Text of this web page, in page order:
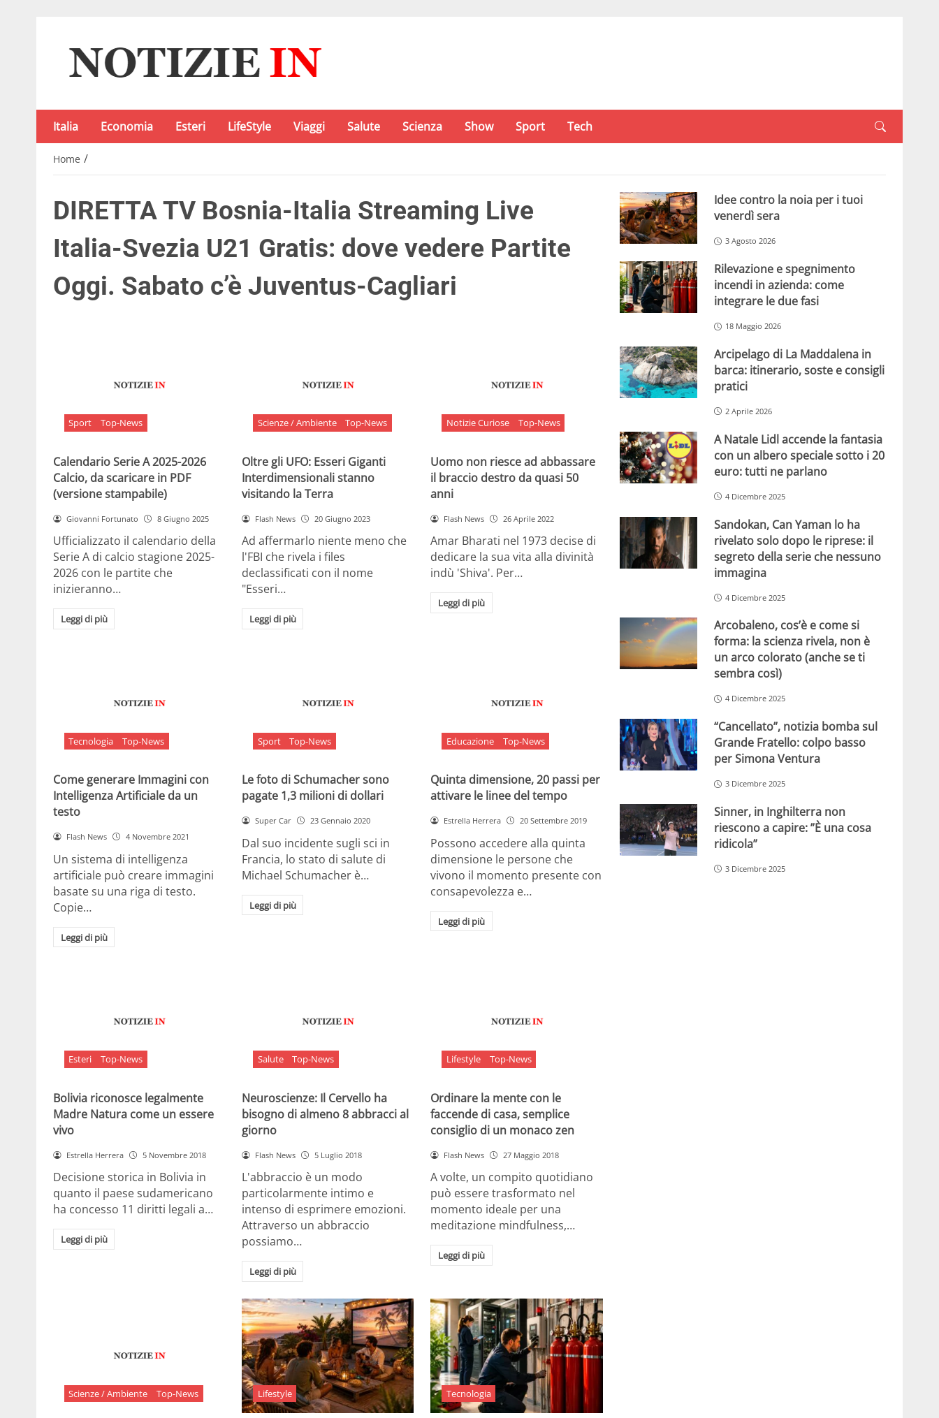
Italia Economia Esteri LifeStyle Viaggi Salute Scienza Show Sport Tech
Home /
DIRETTA TV Bosnia-Italia Streaming Live
Italia-Svezia U21 Gratis: dove vedere Partite
Oggi. Sabato c’è Juventus-Cagliari
Sport Top-News
Calendario Serie A 2025-2026
Calcio, da scaricare in PDF
(versione stampabile)
Giovanni Fortunato 8 Giugno 2025
Ufficializzato il calendario della
Serie A di calcio stagione 2025-
2026 con le partite che
inizieranno…
Leggi di più
Scienze / Ambiente Top-News
Oltre gli UFO: Esseri Giganti
Interdimensionali stanno
visitando la Terra
Flash News 20 Giugno 2023
Ad affermarlo niente meno che
l'FBI che rivela i files
declassificati con il nome
"Esseri…
Leggi di più
Notizie Curiose Top-News
Uomo non riesce ad abbassare
il braccio destro da quasi 50
anni
Flash News 26 Aprile 2022
Amar Bharati nel 1973 decise di
dedicare la sua vita alla divinità
indù 'Shiva'. Per…
Leggi di più
Tecnologia Top-News
Come generare Immagini con
Intelligenza Artificiale da un
testo
Flash News 4 Novembre 2021
Un sistema di intelligenza
artificiale può creare immagini
basate su una riga di testo.
Copie…
Leggi di più
Sport Top-News
Le foto di Schumacher sono
pagate 1,3 milioni di dollari
Super Car 23 Gennaio 2020
Dal suo incidente sugli sci in
Francia, lo stato di salute di
Michael Schumacher è…
Leggi di più
Educazione Top-News
Quinta dimensione, 20 passi per
attivare le linee del tempo
Estrella Herrera 20 Settembre 2019
Possono accedere alla quinta
dimensione le persone che
vivono il momento presente con
consapevolezza e…
Leggi di più
Esteri Top-News
Bolivia riconosce legalmente
Madre Natura come un essere
vivo
Estrella Herrera 5 Novembre 2018
Decisione storica in Bolivia in
quanto il paese sudamericano
ha concesso 11 diritti legali a…
Leggi di più
Salute Top-News
Neuroscienze: Il Cervello ha
bisogno di almeno 8 abbracci al
giorno
Flash News 5 Luglio 2018
L'abbraccio è un modo
particolarmente intimo e
intenso di esprimere emozioni.
Attraverso un abbraccio
possiamo…
Leggi di più
Lifestyle Top-News
Ordinare la mente con le
faccende di casa, semplice
consiglio di un monaco zen
Flash News 27 Maggio 2018
A volte, un compito quotidiano
può essere trasformato nel
momento ideale per una
meditazione mindfulness,…
Leggi di più
Scienze / Ambiente Top-News Lifestyle Tecnologia
Idee contro la noia per i tuoi
venerdì sera
3 Agosto 2026
Rilevazione e spegnimento
incendi in azienda: come
integrare le due fasi
18 Maggio 2026
Arcipelago di La Maddalena in
barca: itinerario, soste e consigli
pratici
2 Aprile 2026
A Natale Lidl accende la fantasia
con un albero speciale sotto i 20
euro: tutti ne parlano
4 Dicembre 2025
Sandokan, Can Yaman lo ha
rivelato solo dopo le riprese: il
segreto della serie che nessuno
immagina
4 Dicembre 2025
Arcobaleno, cos’è e come si
forma: la scienza rivela, non è
un arco colorato (anche se ti
sembra così)
4 Dicembre 2025
“Cancellato”, notizia bomba sul
Grande Fratello: colpo basso
per Simona Ventura
3 Dicembre 2025
Sinner, in Inghilterra non
riescono a capire: ”È una cosa
ridicola”
3 Dicembre 2025